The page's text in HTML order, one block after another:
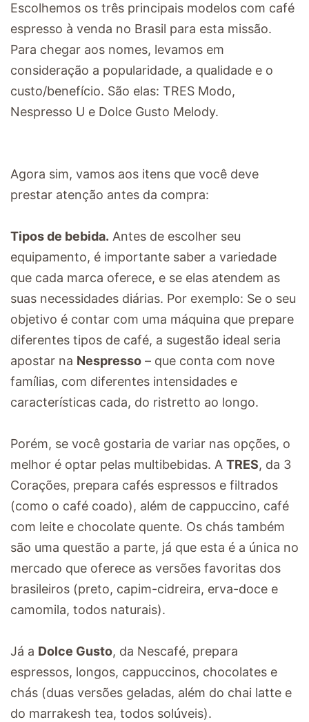
Escolhemos os três principais modelos com café
espresso à venda no Brasil para esta missão.
Para chegar aos nomes, levamos em
consideração a popularidade, a qualidade e o
custo/benefício. São elas: TRES Modo,
Nespresso U e Dolce Gusto Melody.
Agora sim, vamos aos itens que você deve
prestar atenção antes da compra:
Tipos de bebida. Antes de escolher seu
equipamento, é importante saber a variedade
que cada marca oferece, e se elas atendem as
suas necessidades diárias. Por exemplo: Se o seu
objetivo é contar com uma máquina que prepare
diferentes tipos de café, a sugestão ideal seria
apostar na Nespresso – que conta com nove
famílias, com diferentes intensidades e
características cada, do ristretto ao longo.
Porém, se você gostaria de variar nas opções, o
melhor é optar pelas multibebidas. A TRES, da 3
Corações, prepara cafés espressos e filtrados
(como o café coado), além de cappuccino, café
com leite e chocolate quente. Os chás também
são uma questão a parte, já que esta é a única no
mercado que oferece as versões favoritas dos
brasileiros (preto, capim-cidreira, erva-doce e
camomila, todos naturais).
Já a Dolce Gusto, da Nescafé, prepara
espressos, longos, cappuccinos, chocolates e
chás (duas versões geladas, além do chai latte e
do marrakesh tea, todos solúveis).